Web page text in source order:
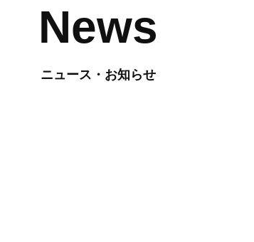
News
ニュース・お知らせ